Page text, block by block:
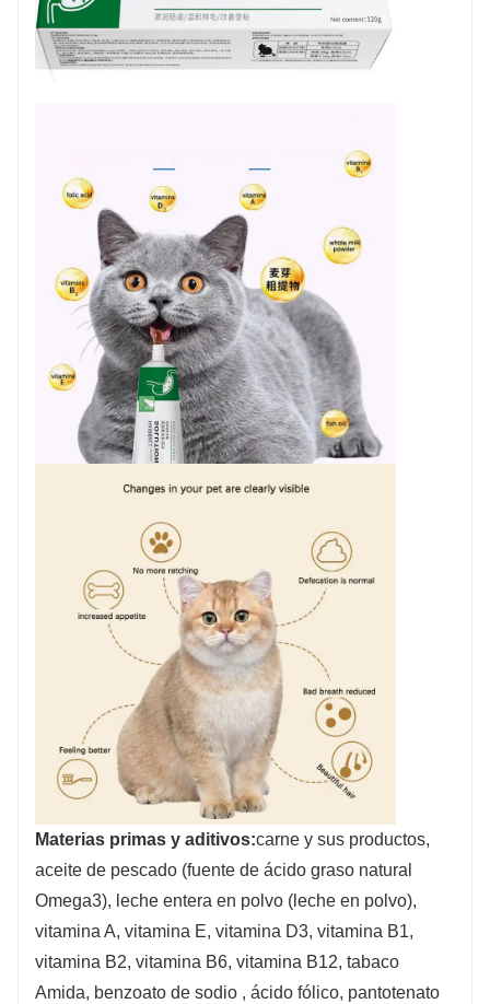
Materias primas y aditivos:carne y sus productos,
aceite de pescado (fuente de ácido graso natural
Omega3), leche entera en polvo (leche en polvo),
vitamina A, vitamina E, vitamina D3, vitamina B1,
vitamina B2, vitamina B6, vitamina B12, tabaco
Amida, benzoato de sodio , ácido fólico, pantotenato